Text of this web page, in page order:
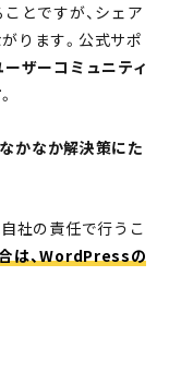
とですが、シェア
ります。公式サポ
ザーコミュニティ
。
かなか解決策にた
社の責任で行うこ
は、WordPressの